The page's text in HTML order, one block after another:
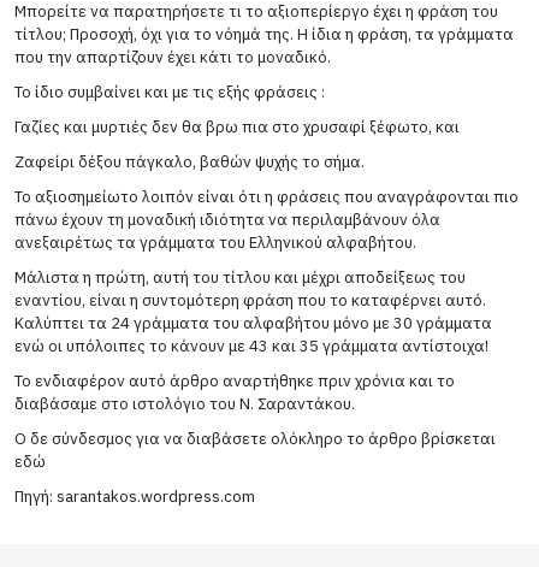
Μπορείτε να παρατηρήσετε τι το αξιοπερίεργο έχει η φράση του
τίτλου; Προσοχή, όχι για το νόημά της. Η ίδια η φράση, τα γράμματα
που την απαρτίζουν έχει κάτι το μοναδικό.
Το ίδιο συμβαίνει και με τις εξής φράσεις :
Γαζίες και μυρτιές δεν θα βρω πια στο χρυσαφί ξέφωτο, και
Ζαφείρι δέξου πάγκαλο, βαθών ψυχής το σήμα.
Το αξιοσημείωτο λοιπόν είναι ότι η φράσεις που αναγράφονται πιο
πάνω έχουν τη μοναδική ιδιότητα να περιλαμβάνουν όλα
ανεξαιρέτως τα γράμματα του Ελληνικού αλφαβήτου.
Μάλιστα η πρώτη, αυτή του τίτλου και μέχρι αποδείξεως του
εναντίου, είναι η συντομότερη φράση που το καταφέρνει αυτό.
Καλύπτει τα 24 γράμματα του αλφαβήτου μόνο με 30 γράμματα
ενώ οι υπόλοιπες το κάνουν με 43 και 35 γράμματα αντίστοιχα!
Το ενδιαφέρον αυτό άρθρο αναρτήθηκε πριν χρόνια και το
διαβάσαμε στο ιστολόγιο του Ν. Σαραντάκου.
Ο δε σύνδεσμος για να διαβάσετε ολόκληρο το άρθρο βρίσκεται
εδώ
Πηγή: sarantakos.wordpress.com